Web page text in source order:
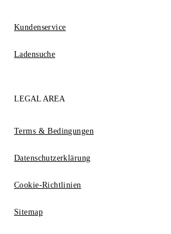
Kundenservice
Ladensuche
LEGAL AREA
Terms & Bedingungen
Datenschutzerklärung
Cookie-Richtlinien
Sitemap